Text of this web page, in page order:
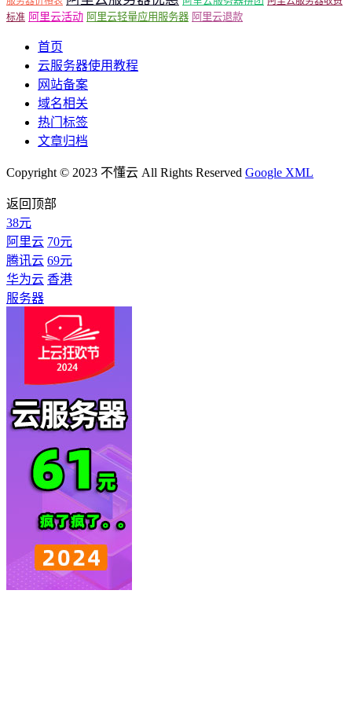
标准 阿里云活动 阿里云轻量应用服务器 阿里云退款
首页
云服务器使用教程
网站备案
域名相关
热门标签
文章归档
Copyright © 2023 不懂云 All Rights Reserved Google XML
返回顶部
38元
阿里云 70元
腾讯云 69元
华为云 香港
服务器